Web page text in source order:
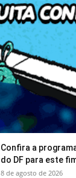
Confira a
do DF para este
8 de agosto de 2026